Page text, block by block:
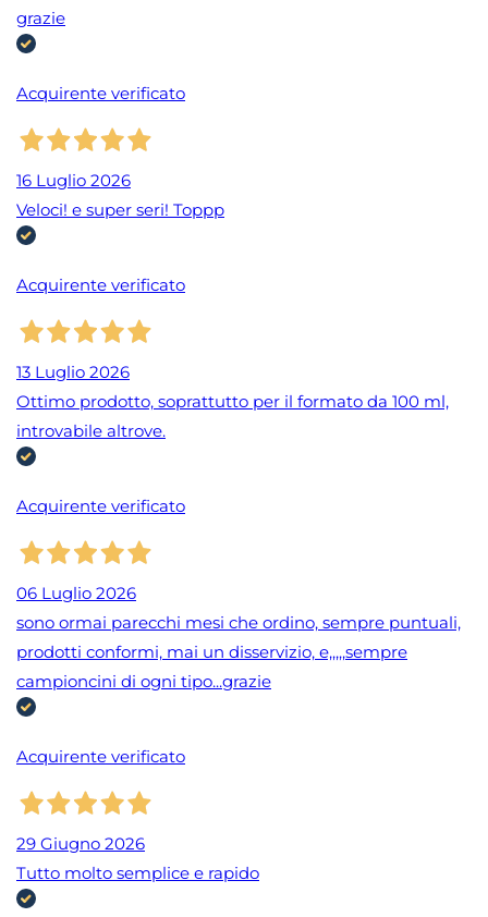
grazie
Acquirente verificato
16 Luglio 2026
Veloci! e super seri! Toppp
Acquirente verificato
13 Luglio 2026
Ottimo prodotto, soprattutto per il formato da 100 ml,
introvabile altrove.
Acquirente verificato
06 Luglio 2026
sono ormai parecchi mesi che ordino, sempre puntuali,
prodotti conformi, mai un disservizio, e,,,,,sempre
campioncini di ogni tipo...grazie
Acquirente verificato
29 Giugno 2026
Tutto molto semplice e rapido